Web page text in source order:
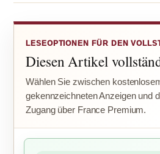
LESEOPTIONEN FÜR DEN
Diesen Artikel
Wählen Sie zwischen
gekennzeichneten Anzeigen und
Zugang über France Premium.